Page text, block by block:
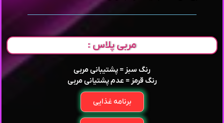
مربی پلاس :
رنگ سبز = پشتیبانی مربی
رنگ قرمز = عدم پشتیانی مربی
برنامه غذایی